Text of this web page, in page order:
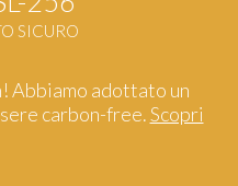
SICURO
Abbiamo adottato un
carbon-free.Scopri